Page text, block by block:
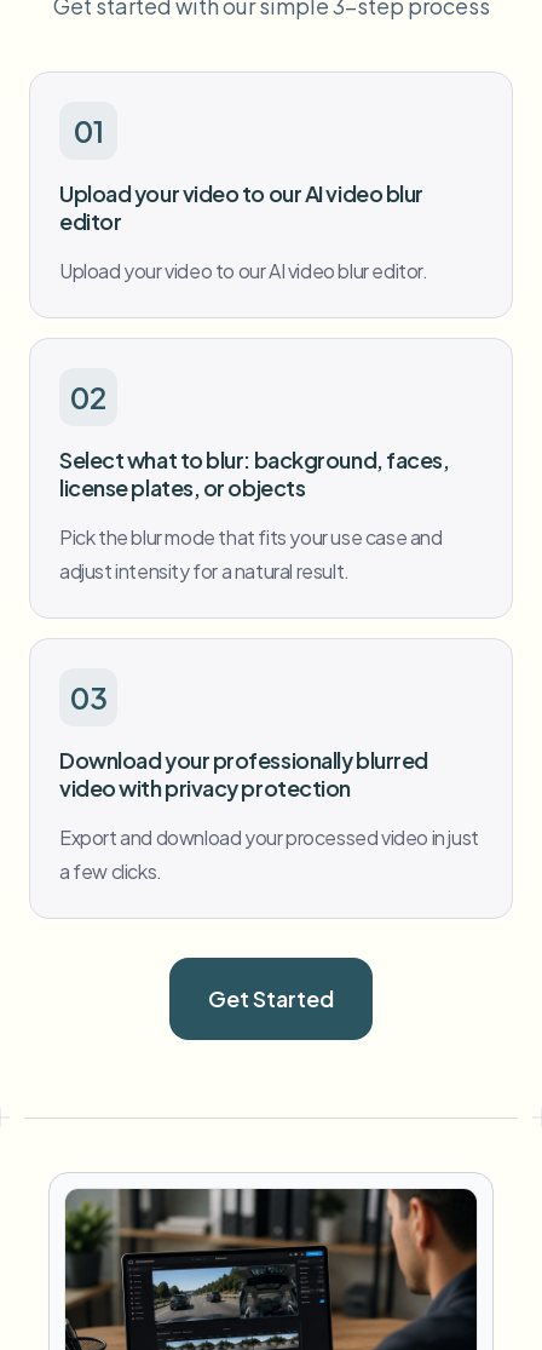
ذكاء الفيديو
طمس فيديوهات بالجملة
عالج عدة فيديوهات دفعة واحدة
مناطق المؤسسات والسياسات والمراجعة
API & SDK
أتمتة التحميلات والمهام وخطافات الويب
نموذج الاتصال
إزالة الخلفية بالجملة
01
Upload your video to our AI video blur
editor
Upload your video to our AI video blur editor.
02
Select what to blur: background, faces,
license plates, or objects
Pick the blur mode that fits your use case and
adjust intensity for a natural result.
03
Download your professionally blurred
video with privacy protection
Export and download your processed video in just
a few clicks.
Get Started